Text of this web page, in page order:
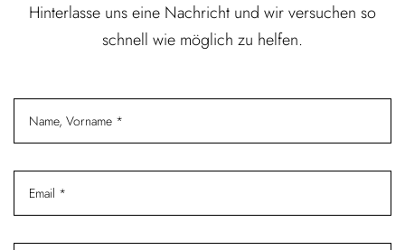
Hinterlasse uns eine Nachricht und wir versuchen so
schnell wie möglich zu helfen.